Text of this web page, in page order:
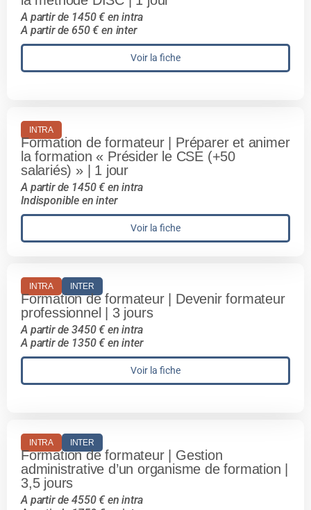
A partir de 1450 € en intra
A partir de 650 € en inter
Voir la fiche
INTRA
Formation de formateur | Préparer et animer
la formation « Présider le CSE (+50
salariés) » | 1 jour
A partir de 1450 € en intra
Indisponible en inter
Voir la fiche
INTRA INTER
Formation de formateur | Devenir formateur
professionnel | 3 jours
A partir de 3450 € en intra
A partir de 1350 € en inter
Voir la fiche
INTRA INTER
Formation de formateur | Gestion
administrative d’un organisme de formation |
3,5 jours
A partir de 4550 € en intra